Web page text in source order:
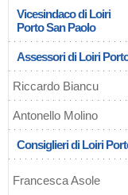
Vicesindaco di Loiri
Porto San Paolo
Assessori di Loiri
Riccardo Biancu
Antonello Molino
Consiglieri di Loiri
Francesca Asole